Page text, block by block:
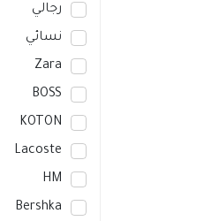
رجالي
نسائي
Zara
BOSS
KOTON
Lacoste
HM
Bershka